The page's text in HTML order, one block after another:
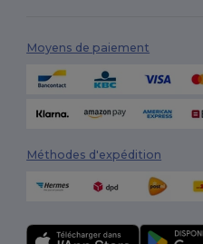
Moyens de paiement
Méthodes d'expédition